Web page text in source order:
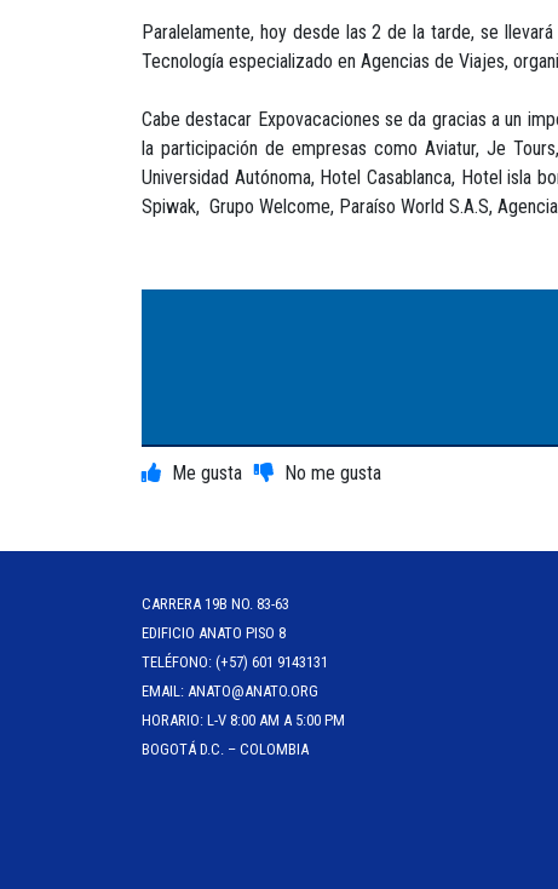
Paralelamente, hoy desde las 2 de la tarde, se
Tecnología especializado en Agencias de Viajes,
Cabe destacar Expovacaciones se da gracias a un
la participación de empresas como Aviatur, Je
Universidad Autónoma, Hotel Casablanca, Hotel isla
Spiwak, Grupo Welcome, Paraíso World S.A.S,
CARRERA 19B NO. 83-63
EDIFICIO ANATO PISO 8
TELÉFONO: (+57) 601 9143131
EMAIL: ANATO@ANATO.ORG
HORARIO: L-V 8:00 AM A 5:00 PM
BOGOTÁ D.C. – COLOMBIA